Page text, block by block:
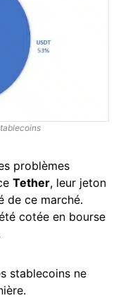
problèmes
Tether, leur jeton
de ce marché.
cotée en bourse
stablecoins ne